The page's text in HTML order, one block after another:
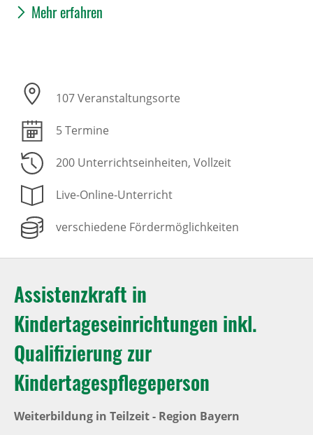
Mehr erfahren
107 Veranstaltungsorte
5 Termine
200 Unterrichtseinheiten, Vollzeit
Live-Online-Unterricht
verschiedene Fördermöglichkeiten
Assistenzkraft in
Kindertageseinrichtungen inkl.
Qualifizierung zur
Kindertagespflegeperson
Weiterbildung in Teilzeit - Region Bayern